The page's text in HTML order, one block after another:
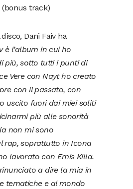
(bonus track)
Dani Faiv ha
è l’album in cui ho
più, sotto tutti i punti di
Vere con Nayt ho creato
con il passato, con
uscito fuori dai miei soliti
più alle sonorità
non mi sono
rap, soprattutto in Icona
lavorato con Emis Killa.
a dire la mia in
tematiche e al mondo